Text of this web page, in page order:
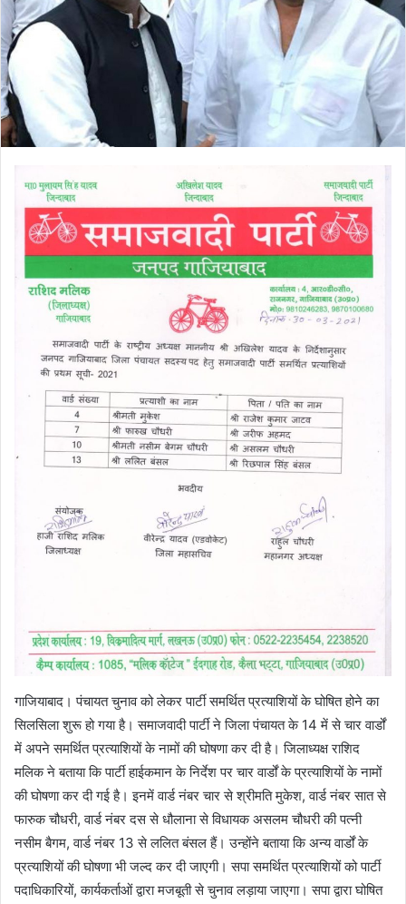
गाजियाबाद। पंचायत चुनाव को लेकर पार्टी समर्थित प्रत्याशियों के घोषित होने का
सिलसिला शुरू हो गया है। समाजवादी पार्टी ने जिला पंचायत के 14 में से चार वार्डों
में अपने समर्थित प्रत्याशियों के नामों की घोषणा कर दी है। जिलाध्यक्ष राशिद
मलिक ने बताया कि पार्टी हाईकमान के निर्देश पर चार वार्डों के प्रत्याशियों के नामों
की घोषणा कर दी गई है। इनमें वार्ड नंबर चार से श्रीमति मुकेश, वार्ड नंबर सात से
फारुक चौधरी, वार्ड नंबर दस से धौलाना से विधायक असलम चौधरी की पत्नी
नसीम बैगम, वार्ड नंबर 13 से ललित बंसल हैं। उन्होंने बताया कि अन्य वार्डों के
प्रत्याशियों की घोषणा भी जल्द कर दी जाएगी। सपा समर्थित प्रत्याशियों को पार्टी
पदाधिकारियों, कार्यकर्ताओं द्वारा मजबूती से चुनाव लड़ाया जाएगा। सपा द्वारा घोषित